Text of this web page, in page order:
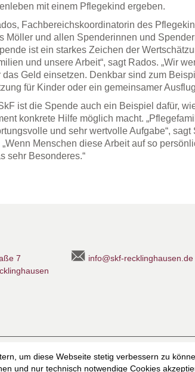
um diese Webseite stetig verbessern zu
und nur technisch notwendige Cookies
mit einem Pflegekind ergeben.
Fachbereichskoordinatorin des
Möller und allen Spenderinnen und
ist ein starkes Zeichen der
und unsere Arbeit“, sagt Rados. „Wir
das Geld einsetzen. Denkbar sind zum
für Kinder oder ein gemeinsamer
ist die Spende auch ein Beispiel dafür,
konkrete Hilfe möglich macht.
und sehr wertvolle Aufgabe“, sagt
„Wenn Menschen diese Arbeit auf so
sehr Besonderes.“
7
info@skf-recklinghausen.de
Datenschutzerklärung für die Facebook-